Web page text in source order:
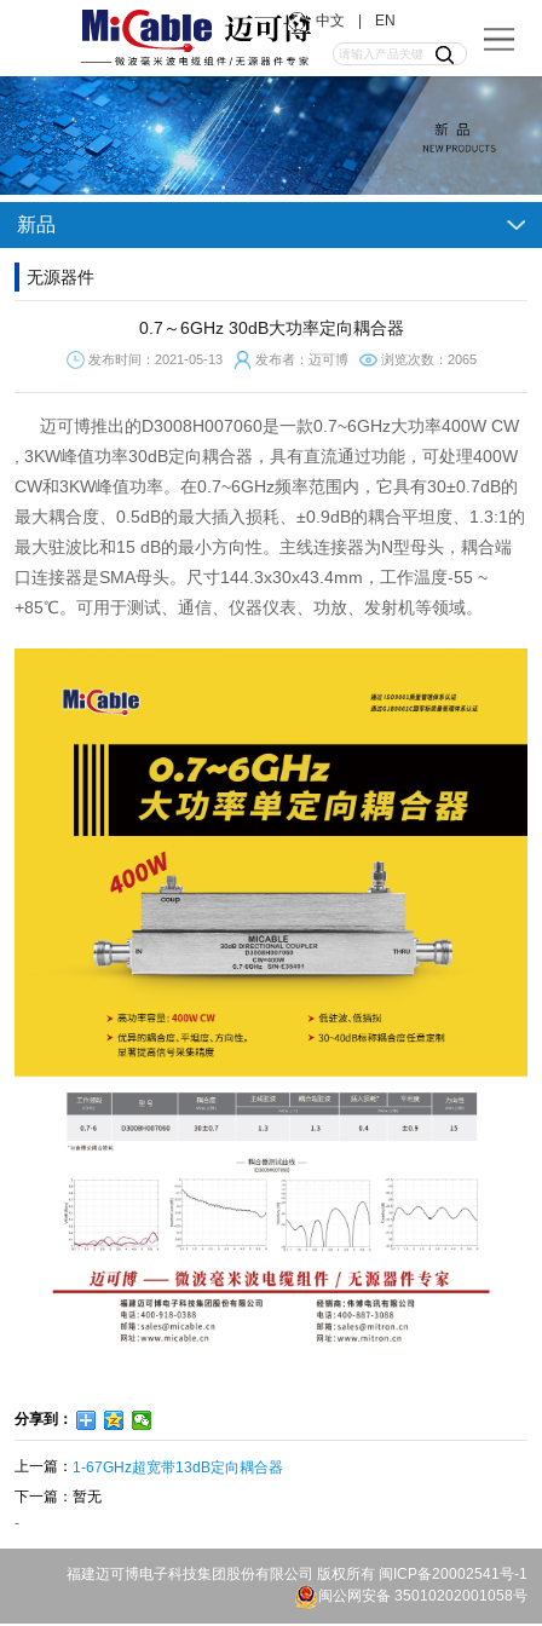
中文 | EN
新品
无源器件
0.7～6GHz 30dB大功率定向耦合器
发布时间：2021-05-13 发布者：迈可博 浏览次数：2065
迈可博推出的D3008H007060是一款0.7~6GHz大功率400W CW
, 3KW峰值功率30dB定向耦合器，具有直流通过功能，可处理400W
CW和3KW峰值功率。在0.7~6GHz频率范围内，它具有30±0.7dB的
最大耦合度、0.5dB的最大插入损耗、±0.9dB的耦合平坦度、1.3:1的
最大驻波比和15 dB的最小方向性。主线连接器为N型母头，耦合端
口连接器是SMA母头。尺寸144.3x30x43.4mm，工作温度-55 ~
+85℃。可用于测试、通信、仪器仪表、功放、发射机等领域。
分享到：
上一篇： 1-67GHz超宽带13dB定向耦合器
下一篇：暂无
-
福建迈可博电子科技集团股份有限公司 版权所有 闽ICP备20002541号-1
闽公网安备 35010202001058号